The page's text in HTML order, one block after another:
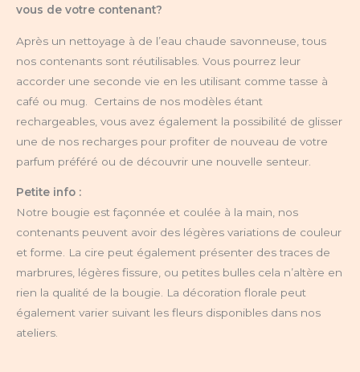
vous de votre contenant?
Après un nettoyage à de l’eau chaude savonneuse, tous
nos contenants sont réutilisables. Vous pourrez leur
accorder une seconde vie en les utilisant comme tasse à
café ou mug. Certains de nos modèles étant
rechargeables, vous avez également la possibilité de glisser
une de nos recharges pour profiter de nouveau de votre
parfum préféré ou de découvrir une nouvelle senteur.
Petite info :
Notre bougie est façonnée et coulée à la main, nos
contenants peuvent avoir des légères variations de couleur
et forme. La cire peut également présenter des traces de
marbrures, légères fissure, ou petites bulles cela n’altère en
rien la qualité de la bougie. La décoration florale peut
également varier suivant les fleurs disponibles dans nos
ateliers.